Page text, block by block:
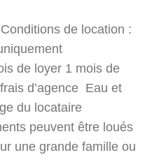
de location :
de loyer 1 mois de
d’agence Eau et
du locataire
peuvent être loués
une grande famille ou